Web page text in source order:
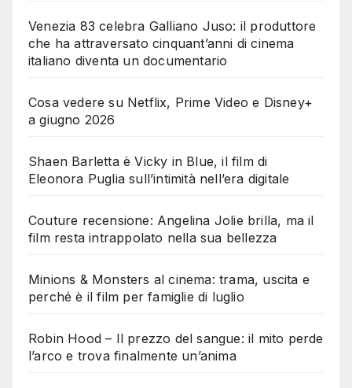
Venezia 83 celebra Galliano Juso: il produttore
che ha attraversato cinquant’anni di cinema
italiano diventa un documentario
Cosa vedere su Netflix, Prime Video e Disney+
a giugno 2026
Shaen Barletta è Vicky in Blue, il film di
Eleonora Puglia sull’intimità nell’era digitale
Couture recensione: Angelina Jolie brilla, ma il
film resta intrappolato nella sua bellezza
Minions & Monsters al cinema: trama, uscita e
perché è il film per famiglie di luglio
Robin Hood – Il prezzo del sangue: il mito perde
l’arco e trova finalmente un’anima